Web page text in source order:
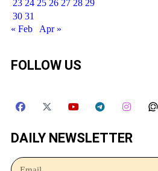
23 24 25 26 27 28 29
30 31
« Feb
Apr »
FOLLOW US
DAILY NEWSLETTER